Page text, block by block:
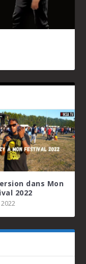
LA COUPE
dans Mon
2022
2022